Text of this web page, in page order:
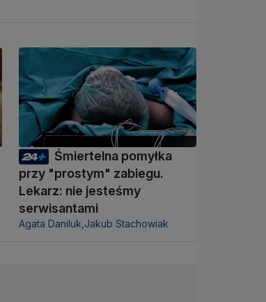
Śmiertelna pomyłka
przy "prostym" zabiegu.
Lekarz: nie jesteśmy
serwisantami
Agata Daniluk, Jakub Stachowiak